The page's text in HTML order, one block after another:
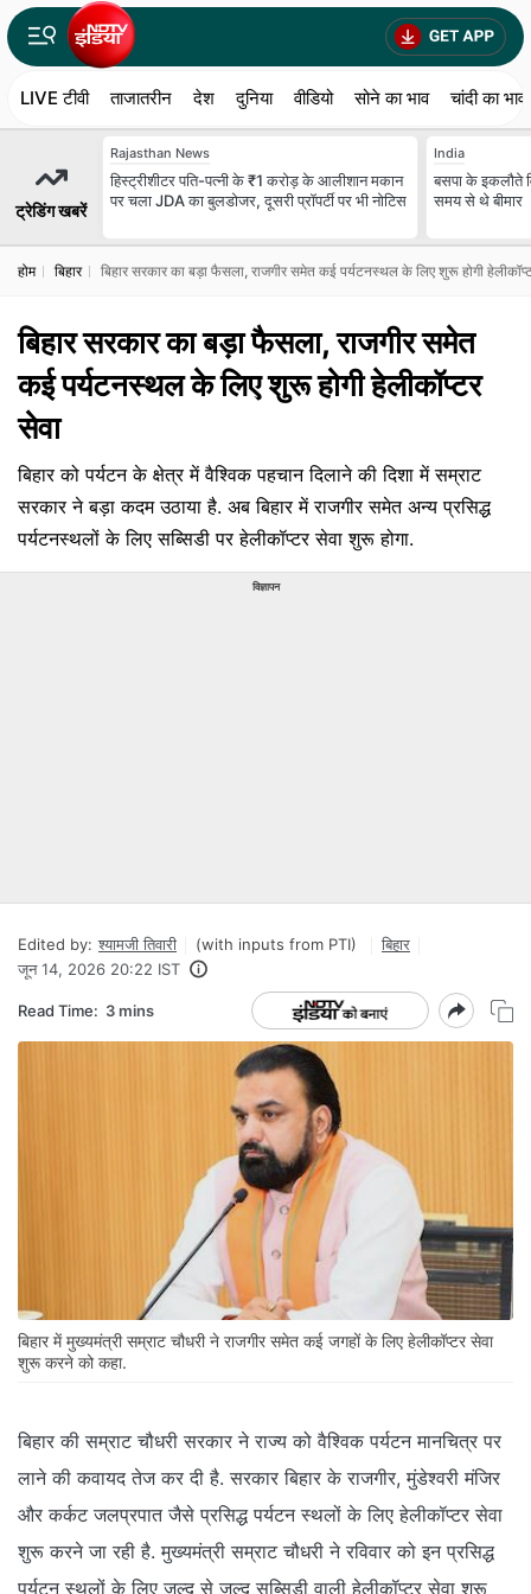
LIVE टीवी ताजातरीन देश दुनिया वीडियो सोने का भाव चांदी का भाव
ट्रेडिंग खबरें
Rajasthan News
हिस्ट्रीशीटर पति-पत्नी के ₹1 करोड़ के आलीशान मकान
पर चला JDA का बुलडोजर, दूसरी प्रॉपर्टी पर भी नोटिस
India
बसपा के इकलौते
समय से थे बीमार
होम बिहार बिहार सरकार का बड़ा फैसला, राजगीर समेत कई पर्यटनस्थल के लिए शुरू होगी
बिहार सरकार का बड़ा फैसला, राजगीर समेत
कई पर्यटनस्थल के लिए शुरू होगी हेलीकॉप्टर
सेवा
बिहार को पर्यटन के क्षेत्र में वैश्विक पहचान दिलाने की दिशा में सम्राट
सरकार ने बड़ा कदम उठाया है. अब बिहार में राजगीर समेत अन्य प्रसिद्ध
पर्यटनस्थलों के लिए सब्सिडी पर हेलीकॉप्टर सेवा शुरू होगा.
विज्ञापन
Edited by: श्यामजी तिवारी (with inputs from PTI)
बिहार
जून 14, 2026 20:22 IST
Read Time: 3 mins
बिहार में मुख्यमंत्री सम्राट चौधरी ने राजगीर समेत कई जगहों के लिए हेलीकॉप्टर सेवा
शुरू करने को कहा.
बिहार की सम्राट चौधरी सरकार ने राज्य को वैश्विक पर्यटन मानचित्र पर
लाने की कवायद तेज कर दी है. सरकार बिहार के राजगीर, मुंडेश्वरी मंजिर
और कर्कट जलप्रपात जैसे प्रसिद्ध पर्यटन स्थलों के लिए हेलीकॉप्टर सेवा
शुरू करने जा रही है. मुख्यमंत्री सम्राट चौधरी ने रविवार को इन प्रसिद्ध
पर्यटन स्थलों के लिए जल्द से जल्द सब्सिडी वाली हेलीकॉप्टर सेवा शुरू